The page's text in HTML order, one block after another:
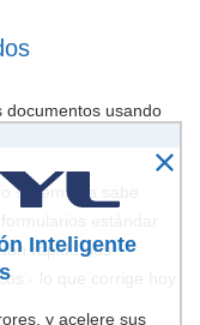
documentos usando
sistema ya sabe
rápido nos
- lo que corrige hoy
Inteligente
y acelere sus